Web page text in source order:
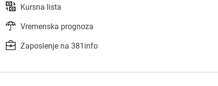
Kursna lista
Vremenska prognoza
Zaposlenje na 381info